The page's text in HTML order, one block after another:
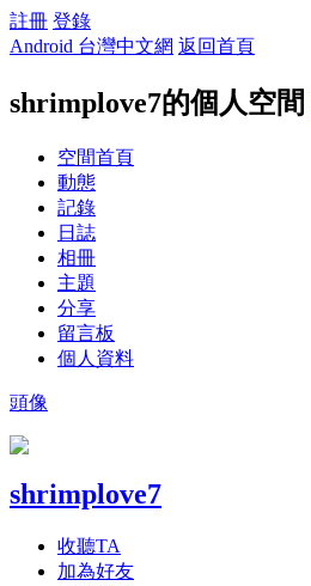
註冊 登錄
Android 台灣中文網 返回首頁
shrimplove7的個人空間
空間首頁
動態
記錄
日誌
相冊
主題
分享
留言板
個人資料
頭像
shrimplove7
收聽TA
加為好友